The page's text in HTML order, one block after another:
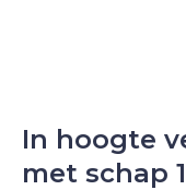
In hoogte
met schap